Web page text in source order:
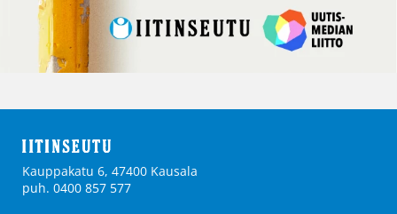
Kauppakatu 6, 47400 Kausala
puh. 0400 857 577